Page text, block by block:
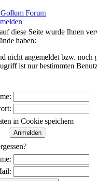
diese Seite wurde Ihnen
haben:
nicht angemeldet bzw. noch
ist nur bestimmten
in Cookie speichern